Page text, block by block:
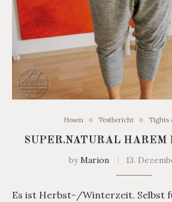
Hosen Testbericht Tights
SUPER.NATURAL HAREM
byMarion 13.
Es ist Herbst-/Winterzeit. Selbst